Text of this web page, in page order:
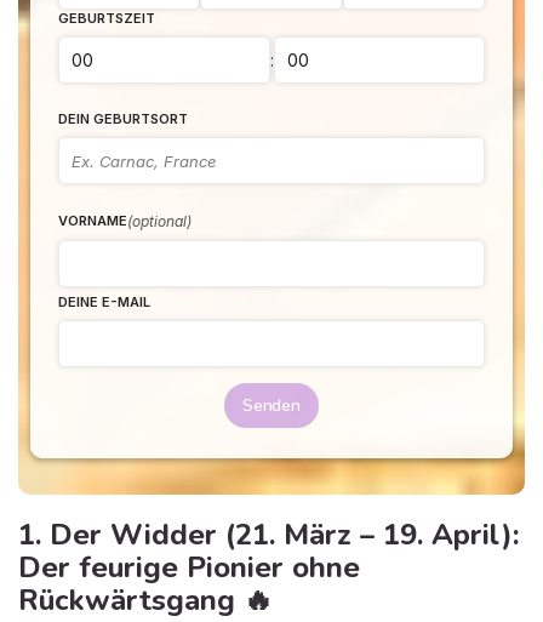
GEBURTSZEIT
:
DEIN GEBURTSORT
VORNAME(optional)
DEINE E-MAIL
Senden
1. Der Widder (21. März – 19. April):
Der feurige Pionier ohne
Rückwärtsgang 🔥